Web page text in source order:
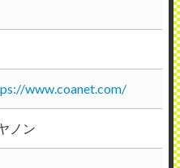
www.coanet.com/
ノン